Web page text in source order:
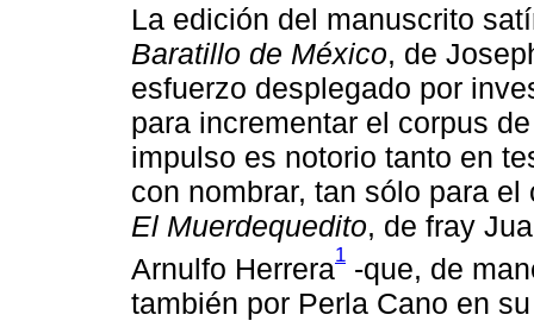
La edición del manuscrito
Baratillo de México, de
esfuerzo desplegado por
para incrementar el corpus
impulso es notorio tanto en
con nombrar, tan sólo para
El Muerdequedito, de fray
Arnulfo Herrera1 -que, de
también por Perla Cano en